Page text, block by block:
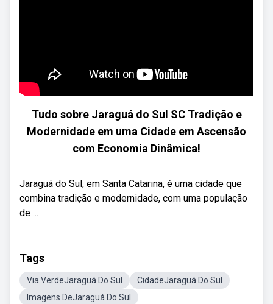
Tudo sobre Jaraguá do Sul SC Tradição e
Modernidade em uma Cidade em Ascensão
com Economia Dinâmica!
Jaraguá do Sul, em Santa Catarina, é uma cidade que
combina tradição e modernidade, com uma população
de ...
Tags
Via VerdeJaraguá Do Sul
CidadeJaraguá Do Sul
Imagens DeJaraguá Do Sul